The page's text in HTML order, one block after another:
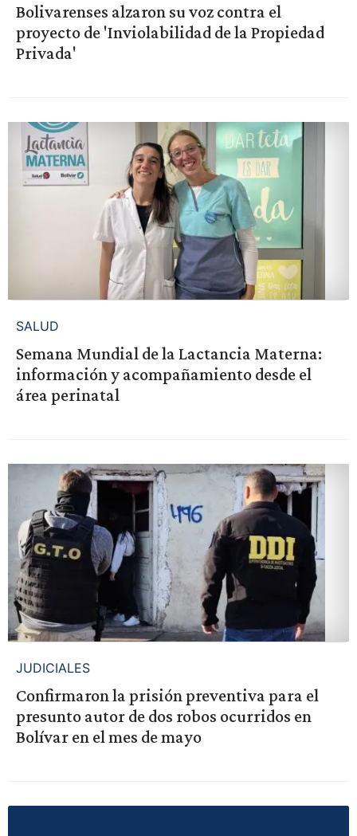
Bolivarenses alzaron su voz contra el
proyecto de 'Inviolabilidad de la Propiedad
Privada'
SALUD
Semana Mundial de la Lactancia Materna:
información y acompañamiento desde el
área perinatal
JUDICIALES
Confirmaron la prisión preventiva para el
presunto autor de dos robos ocurridos en
Bolívar en el mes de mayo